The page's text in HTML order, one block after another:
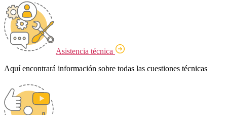
Asistencia técnica
Aquí encontrará información sobre todas las cuestiones técnicas